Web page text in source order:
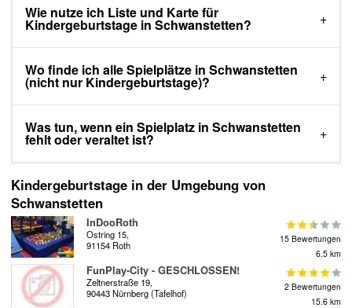
Wie nutze ich Liste und Karte für
Kindergeburtstage in Schwanstetten?
Wo finde ich alle Spielplätze in Schwanstetten
(nicht nur Kindergeburtstage)?
Was tun, wenn ein Spielplatz in Schwanstetten
fehlt oder veraltet ist?
Kindergeburtstage in der Umgebung von
Schwanstetten
InDooRoth
Ostring 15,
91154 Roth
15 Bewertungen
6.5 km
FunPlay-City - GESCHLOSSEN!
Zeltnerstraße 19,
90443 Nürnberg (Tafelhof)
2 Bewertungen
15.6 km